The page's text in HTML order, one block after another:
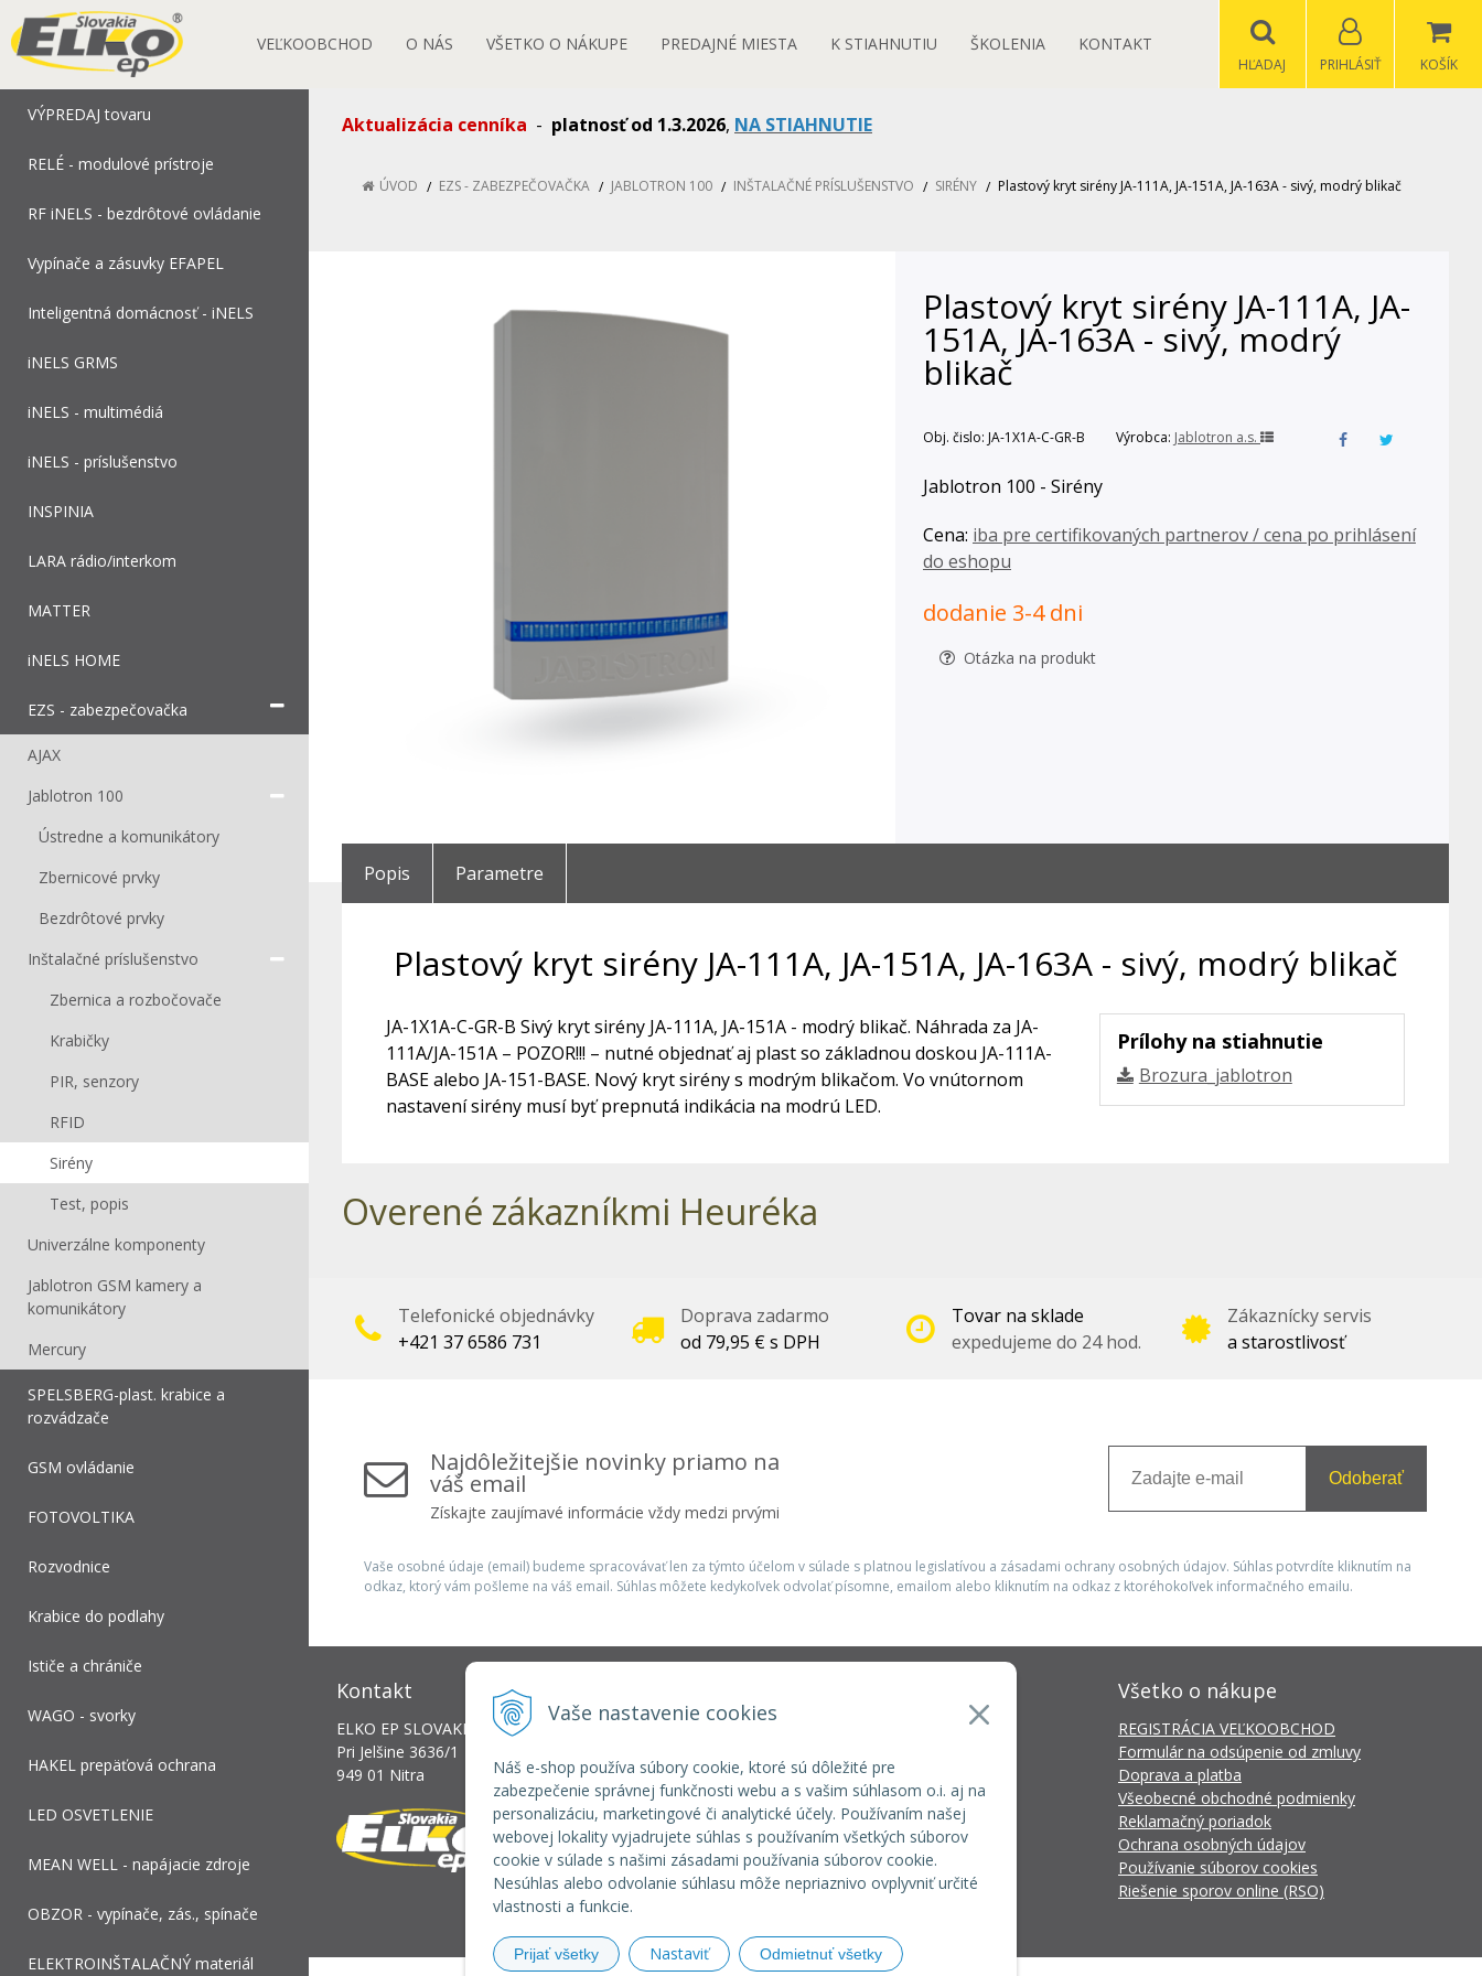
Vaše nastavenie cookies
Náš e-shop používa súbory cookie, ktoré sú dôležité pre
zabezpečenie správnej funkčnosti webu a s vašim súhlasom o.i. aj na
personalizáciu, marketingové či analytické účely. Používaním našej
webovej lokality vyjadrujete súhlas s používaním všetkých súborov
cookie v súlade s našimi zásadami používania súborov cookie.
Nesúhlas alebo odvolanie súhlasu môže nepriaznivo ovplyvniť určité
vlastnosti a funkcie.
Prijať všetky Nastaviť Odmietnuť všetky
VEĽKOOBCHOD O NÁS VŠETKO O NÁKUPE PREDAJNÉ MIESTA K STIAHNUTIU ŠKOLENIA KONTAKT
KOŠÍK
PRIHLÁSIŤ
HĽADAJ
VÝPREDAJ tovaru
RELÉ - modulové prístroje
RF iNELS - bezdrôtové ovládanie
Vypínače a zásuvky EFAPEL
Inteligentná domácnosť - iNELS
iNELS GRMS
iNELS - multimédiá
iNELS - príslušenstvo
INSPINIA
LARA rádio/interkom
MATTER
iNELS HOME
EZS - zabezpečovačka
AJAX
Jablotron 100
Ústredne a komunikátory
Zbernicové prvky
Bezdrôtové prvky
Inštalačné príslušenstvo
Zbernica a rozbočovače
Krabičky
PIR, senzory
RFID
Sirény
Test, popis
Univerzálne komponenty
Jablotron GSM kamery a
komunikátory
Mercury
SPELSBERG-plast. krabice a
rozvádzače
GSM ovládanie
FOTOVOLTIKA
Rozvodnice
Krabice do podlahy
Ističe a chrániče
WAGO - svorky
HAKEL prepäťová ochrana
LED OSVETLENIE
MEAN WELL - napájacie zdroje
OBZOR - vypínače, zás., spínače
ELEKTROINŠTALAČNÝ materiál
Aktualizácia cenníka - platnosť od 1.3.2026, NA STIAHNUTIE
ÚVOD EZS - ZABEZPEČOVAČKA JABLOTRON 100 INŠTALAČNÉ PRÍSLUŠENSTVO SIRÉNY Plastový kryt sirény JA-111A, JA-151A, JA-163A - sivý, modrý blikač
Plastový kryt sirény JA-111A, JA-
151A, JA-163A - sivý, modrý
blikač
Obj. čislo: JA-1X1A-C-GR-B Výrobca: Jablotron a.s.
Jablotron 100 - Sirény
Cena: iba pre certifikovaných partnerov / cena po prihlásení
do eshopu
dodanie 3-4 dni
Otázka na produkt
Popis Parametre
Plastový kryt sirény JA-111A, JA-151A, JA-163A - sivý, modrý blikač
Prílohy na stiahnutie
Brozura_jablotron
JA-1X1A-C-GR-B Sivý kryt sirény JA-111A, JA-151A - modrý blikač. Náhrada za JA-
111A/JA-151A – POZOR!!! – nutné objednať aj plast so základnou doskou JA-111A-
BASE alebo JA-151-BASE. Nový kryt sirény s modrým blikačom. Vo vnútornom
nastavení sirény musí byť prepnutá indikácia na modrú LED.
Overené zákazníkmi Heuréka
Telefonické objednávky
+421 37 6586 731
Doprava zadarmo
od 79,95 € s DPH
Tovar na sklade
expedujeme do 24 hod.
Zákaznícky servis
a starostlivosť
Najdôležitejšie novinky priamo na
váš email
Získajte zaujímavé informácie vždy medzi prvými
Odoberať
Vaše osobné údaje (email) budeme spracovávať len za týmto účelom v súlade s platnou legislatívou a zásadami ochrany osobných údajov. Súhlas potvrdíte kliknutím na
odkaz, ktorý vám pošleme na váš email. Súhlas môžete kedykoľvek odvolať písomne, emailom alebo kliknutím na odkaz z ktoréhokoľvek informačného emailu.
Kontakt
ELKO EP SLOVAKIA, s.r.o.
Pri Jelšine 3636/1
949 01 Nitra
+421 37 6586 731
+421 907 982 328
Všetko o nákupe
REGISTRÁCIA VEĽKOOBCHOD
Formulár na odsúpenie od zmluvy
Doprava a platba
Všeobecné obchodné podmienky
Reklamačný poriadok
Ochrana osobných údajov
Používanie súborov cookies
Riešenie sporov online (RSO)